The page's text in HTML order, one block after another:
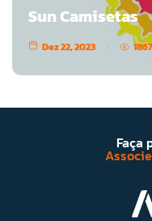
Sun Camisetas
Dez 22, 2023 1867
Faça